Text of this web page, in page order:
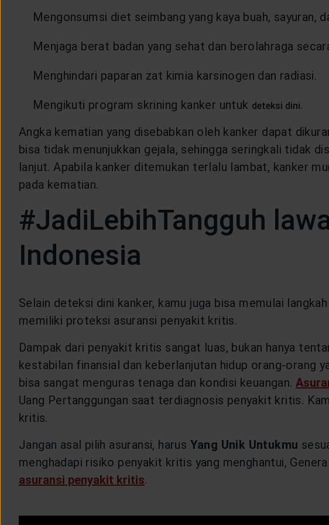
Mengonsumsi diet seimbang yang kaya buah, sayuran,
Menjaga berat badan yang sehat dan berolahraga
Menghindari paparan zat kimia karsinogen dan radiasi.
Mengikuti program skrining kanker untuk deteksi dini.
Angka kematian yang disebabkan oleh kanker dapat
bisa tidak menunjukkan gejala, sehingga seringkali tidak
lanjut. Apabila kanker ditemukan terlalu lambat, kanker
pada kematian.
#JadiLebihTangguh
Indonesia
Selain deteksi dini kanker, kamu juga bisa memulai
memiliki proteksi asuransi penyakit kritis.
Dampak dari penyakit kritis sangat luas, bukan hanya
kestabilan finansial dan keberlanjutan hidup orang-orang
bisa sangat menguras tenaga dan kondisi keuangan.
Uang Pertanggungan saat terdiagnosis penyakit kritis.
kritis.
Jangan asal pilih asuransi, harus Yang Unik Untukmu
menghadapi risiko penyakit kritis yang menghantui,
asuransi penyakit kritis.